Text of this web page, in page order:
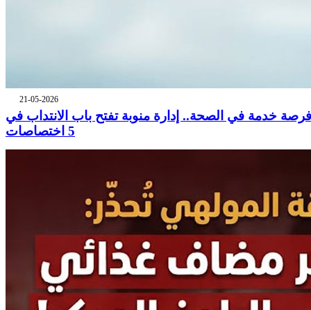
21-05-2026
فرصة خدمة في الصحة.. إدارة منوبة تفتح باب الانتداب في
5 اختصاصات